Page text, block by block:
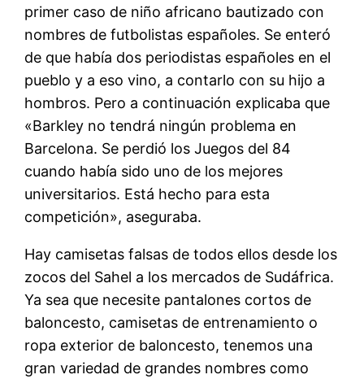
primer caso de niño africano bautizado con
nombres de futbolistas españoles. Se enteró
de que había dos periodistas españoles en el
pueblo y a eso vino, a contarlo con su hijo a
hombros. Pero a continuación explicaba que
«Barkley no tendrá ningún problema en
Barcelona. Se perdió los Juegos del 84
cuando había sido uno de los mejores
universitarios. Está hecho para esta
competición», aseguraba.
Hay camisetas falsas de todos ellos desde los
zocos del Sahel a los mercados de Sudáfrica.
Ya sea que necesite pantalones cortos de
baloncesto, camisetas de entrenamiento o
ropa exterior de baloncesto, tenemos una
gran variedad de grandes nombres como